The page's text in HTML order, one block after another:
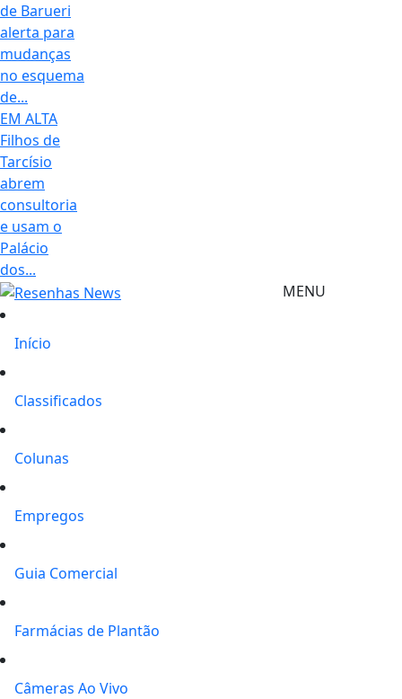
de Barueri
alerta para
mudanças
no esquema
de...
EM ALTA
Filhos de
Tarcísio
abrem
consultoria
e usam o
Palácio
dos...
MENU
Início
Classificados
Colunas
Empregos
Guia Comercial
Farmácias de Plantão
Câmeras Ao Vivo